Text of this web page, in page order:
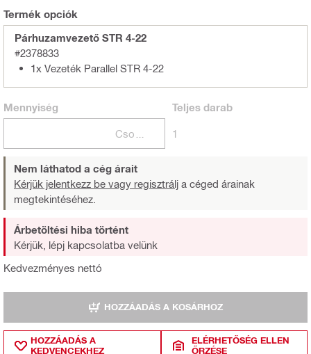
Termék opciók
Párhuzamvezető STR 4-22
#2378833
1x Vezeték Parallel STR 4-22
Mennyiség Teljesdarab
1
Nem láthatod a cég árait
Kérjük jelentkezz be vagy regisztrálj a céged árainak
megtekintéséhez.
Kedvezményes nettó
Árbetöltési hiba történt
Kérjük, lépj kapcsolatba velünk
HOZZÁADÁS A KOSÁRHOZ
HOZZÁADÁS A
KEDVENCEKHEZ
ELÉRHETŐSÉG ELLEN
ŐRZÉSE